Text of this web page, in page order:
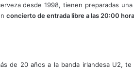
desde 1998, tienen preparadas
concierto de entrada libre a las 20:00
de 20 años a la banda irlandesa U2, te